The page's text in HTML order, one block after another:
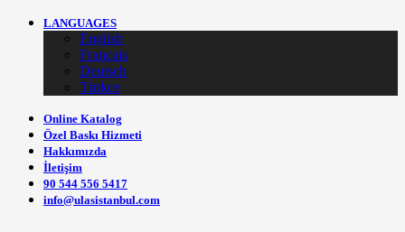
LANGUAGES
English
Français
Deutsch
Türkçe
Online Katalog
Özel Baskı Hizmeti
Hakkımızda
İletişim
90 544 556 5417
info@ulasistanbul.com